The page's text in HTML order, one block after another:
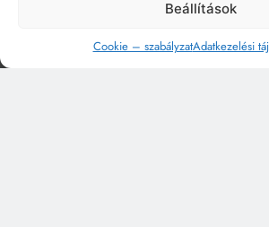
Beállítások
Cookie – szabályzatAdatkezelési